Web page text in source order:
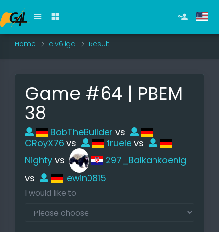
Home civ6liga Result
Game #64 | PBEM
38
BobTheBuilder vs
CRoyX76 vs truele vs
Nighty vs
297_Balkankoenig
vs
lewin0815
I would like to